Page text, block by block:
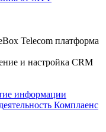
Telecom платформа
и настройка CRM
информации
Комплаенс